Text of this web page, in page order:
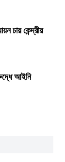
চায় কেন্দ্রীয়
আইনি